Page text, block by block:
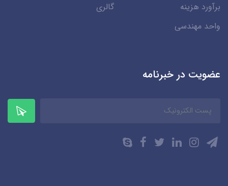
برآورد هزینه
گالری
واحد مهندسی
عضویت در خبرنامه